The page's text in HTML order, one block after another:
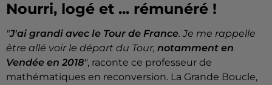
Nourri, logé et ... rémunéré !
"J'ai grandi avec le Tour de France. Je me rappelle
être allé voir le départ du Tour, notamment en
Vendée en 2018", raconte ce professeur de
mathématiques en reconversion. La Grande Boucle,